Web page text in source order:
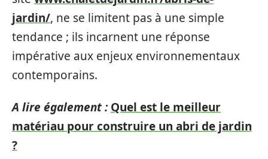
jardin/, ne se limitent pas à une simple
tendance ; ils incarnent une réponse
impérative aux enjeux environnementaux
contemporains.
A lire également : Quel est le meilleur
matériau pour construire un abri de jardin
?